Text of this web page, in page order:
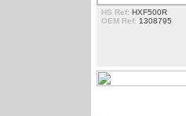
HS Ref: HXF500R
OEM Ref: 1308795